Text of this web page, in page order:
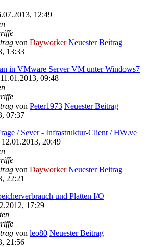
12:49
von Dayworker Neuester Beitrag
13:33
in VMware Server VM unter Windows7
09:48
von Peter1973 Neuester Beitrag
07:37
/ Sever - Infrastruktur-Client / HW.ve
12.01.2013, 20:49
von Dayworker Neuester Beitrag
22:21
und Platten I/O
17:29
von leo80 Neuester Beitrag
21:56